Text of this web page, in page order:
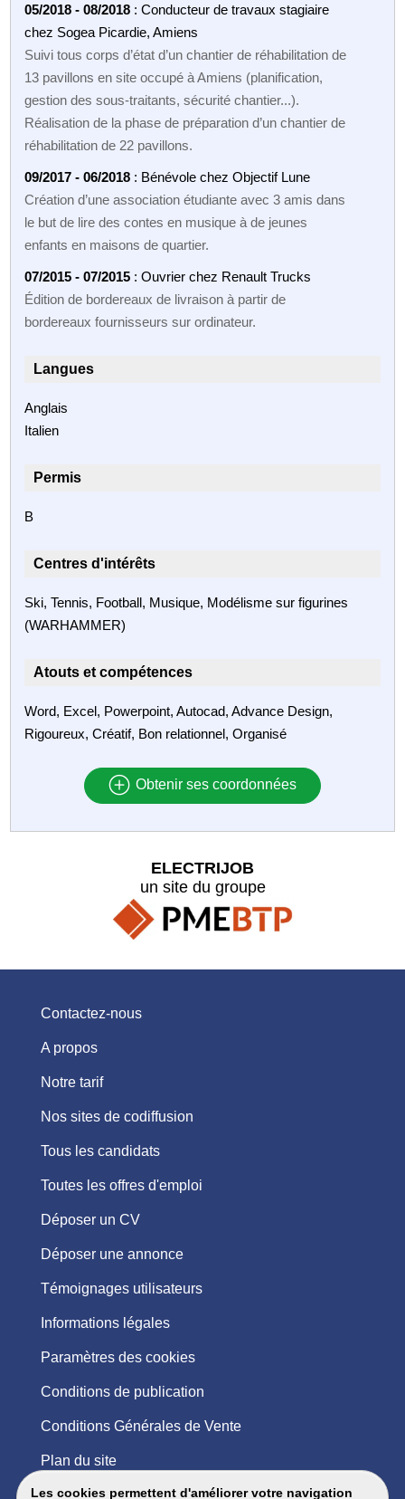
05/2018 - 08/2018 : Conducteur de travaux stagiaire
chez Sogea Picardie, Amiens
Suivi tous corps d’état d’un chantier de réhabilitation de
13 pavillons en site occupé à Amiens (planification,
gestion des sous-traitants, sécurité chantier...).
Réalisation de la phase de préparation d’un chantier de
réhabilitation de 22 pavillons.
09/2017 - 06/2018 : Bénévole chez Objectif Lune
Création d’une association étudiante avec 3 amis dans
le but de lire des contes en musique à de jeunes
enfants en maisons de quartier.
07/2015 - 07/2015 : Ouvrier chez Renault Trucks
Édition de bordereaux de livraison à partir de
bordereaux fournisseurs sur ordinateur.
Langues
Anglais
Italien
Permis
B
Centres d'intérêts
Ski, Tennis, Football, Musique, Modélisme sur figurines
(WARHAMMER)
Atouts et compétences
Word, Excel, Powerpoint, Autocad, Advance Design,
Rigoureux, Créatif, Bon relationnel, Organisé
Obtenir ses coordonnées
Les cookies permettent d'améliorer votre navigation
ELECTRIJOB
un site du groupe
Contactez-nous
A propos
Notre tarif
Nos sites de codiffusion
Tous les candidats
Toutes les offres d'emploi
Déposer un CV
Déposer une annonce
Témoignages utilisateurs
Informations légales
Paramètres des cookies
Conditions de publication
Conditions Générales de Vente
Plan du site